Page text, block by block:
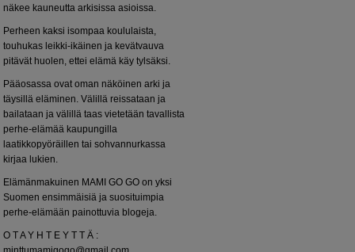
näkee kauneutta arkisissa asioissa.
Perheen kaksi isompaa koululaista,
touhukas leikki-ikäinen ja kevätvauva
pitävät huolen, ettei elämä käy tylsäksi.
Pääosassa ovat oman näköinen arki ja
täysillä eläminen. Välillä reissataan ja
bailataan ja välillä taas vietetään tavallista
perhe-elämää kaupungilla
laatikkopyöräillen tai sohvannurkassa
kirjaa lukien.
Elämänmakuinen MAMI GO GO on yksi
Suomen ensimmäisiä ja suosituimpia
perhe-elämään painottuvia blogeja.
O T A Y H T E Y T T Ä :